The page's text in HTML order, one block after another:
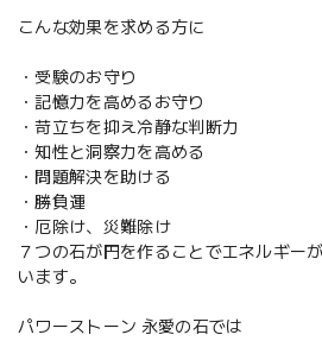
こんな効果を求める方に
・受験のお守り
・記憶力を高めるお守り
・苛立ちを抑え冷静な判断力
・知性と洞察力を高める
・問題解決を助ける
・勝負運
・厄除け、災難除け
７つの石が円を作ることでエネルギー
います。
パワーストーン 永愛の石では